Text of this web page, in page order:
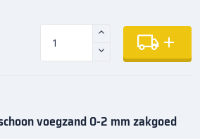
voegzand 0-2 mm zakgoed